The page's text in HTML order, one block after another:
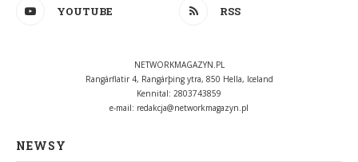
YOUTUBE RSS
NETWORKMAGAZYN.PL
Rangárflatir 4, Rangárþing ytra, 850 Hella, Iceland
Kennital: 2803743859
e-mail: redakcja@networkmagazyn.pl
NEWSY